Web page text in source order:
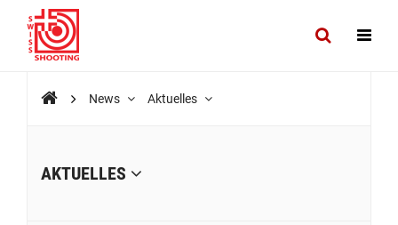
News Aktuelles
AKTUELLES